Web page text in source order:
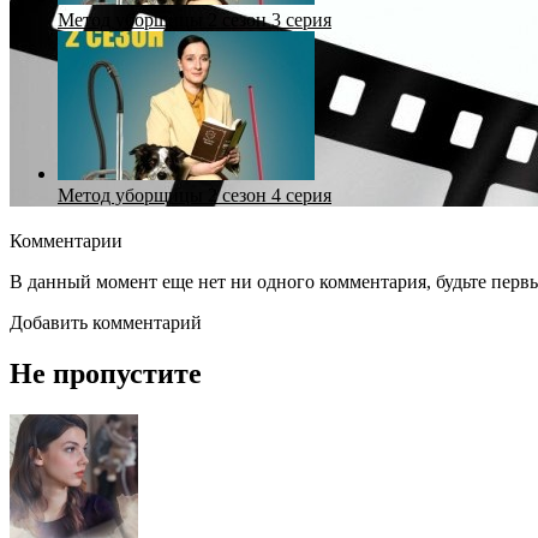
Метод уборщицы 2 сезон 3 серия
Метод уборщицы 2 сезон 4 серия
Комментарии
В данный момент еще нет ни одного комментария, будьте
Добавить комментарий
Не пропустите